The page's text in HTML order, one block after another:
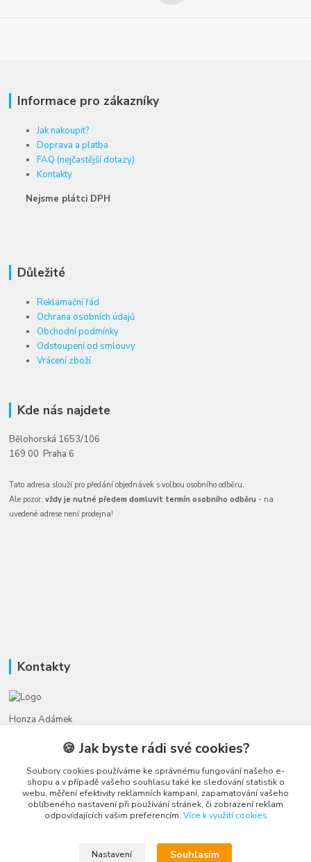
Informace pro zákazníky
Jak nakoupit?
Doprava a platba
FAQ (nejčastější dotazy)
Kontakty
Nejsme plátci DPH
Důležité
Reklamační řád
Ochrana osobních údajů
Obchodní podmínky
Odstoupení od smlouvy
Vrácení zboží
Kde nás najdete
Bělohorská 1653/106
169 00 Praha 6
Tato adresa slouží pro předání objednávek s volbou osobního odběru.
Ale pozor,vždy je nutné předem domluvit termín osobního odběru - na
uvedené adrese není prodejna!
Kontakty
Honza Adámek
(Po-Ne, 9-21 hod.)
honza@autahracky.cz
🍪 Jak byste rádi své cookies?
Soubory cookies používáme ke správnému fungování našeho e-
shopu a v případě vašeho souhlasu také ke sledování statistik o
webu, měření efektivity reklamních kampaní, zapamatování vašeho
oblíbeného nastavení při používání stránek, či zobrazení reklam
odpovídajících vašim preferencím. Více k využití cookies
Nastavení Souhlasím